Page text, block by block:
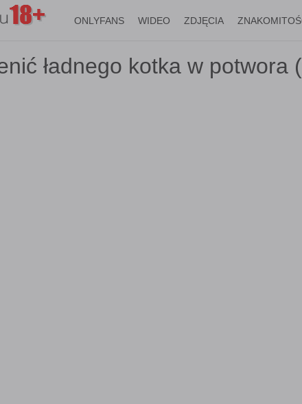
ONLYFANS WIDEO ZDJĘCIA
ładnego kotka w potwora